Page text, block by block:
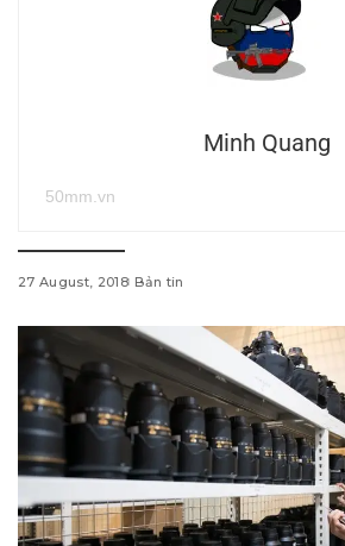
Minh Quang
50mm.vn
27 August, 2018 Bản tin